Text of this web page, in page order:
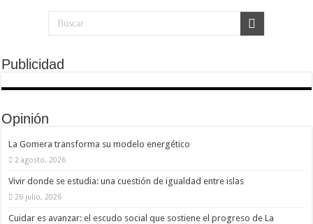
Publicidad
Opinión
La Gomera transforma su modelo energético
2 agosto, 2026
Vivir donde se estudia: una cuestión de igualdad entre islas
26 julio, 2026
Cuidar es avanzar: el escudo social que sostiene el progreso de La